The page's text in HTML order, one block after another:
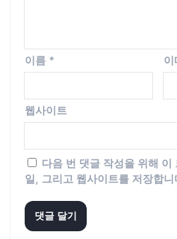
이름 * 이
웹사이트
다음 번 댓글 작성을 위해
일, 그리고 웹사이트를 저장합니